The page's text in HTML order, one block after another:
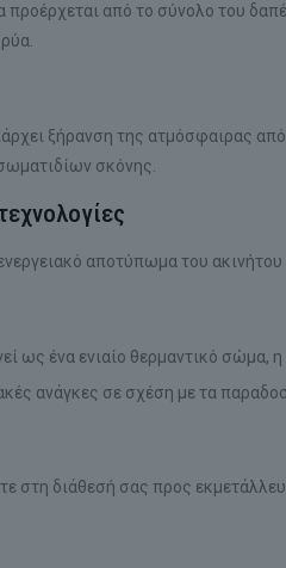
από το σύνολο του
ξήρανση της ατμόσφαιρας
σκόνης.
αποτύπωμα του ακινήτου
ως ένα ενιαίο θερμαντικό σώμα,
ανάγκες σε σχέση με τα
διάθεσή σας προς